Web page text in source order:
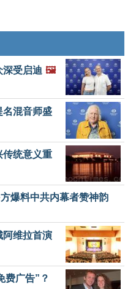
深受启迪 🖼️
名混音师盛
传统意义重
爆料中共内幕者赞神韵
阿维拉首演
费广告”？